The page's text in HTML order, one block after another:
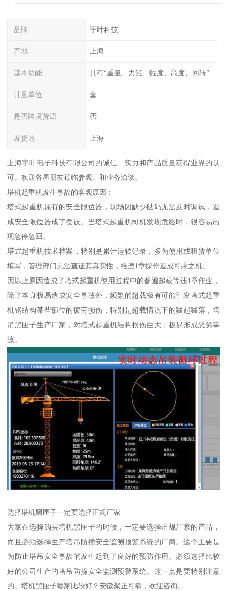
品牌 宇叶科技
产地 上海
基本功能 具有“重量、力矩、幅度、高度、回转”等参数的显示、记录、报警功
计量单位 套
是否跨境货源 否
发货地 上海
上海宇叶电子科技有限公司的诚信、实力和产品质量获得业界的认
可。欢迎各界朋友莅临参观、和业务洽谈。
塔机起重机发生事故的客观原因：
塔式起重机原有的安全限位器，现场因缺少砝码无法及时调试，造
成安全限位器成了摆设。当塔式起重机司机发现危险时，很容易出
现急停急回。
塔式起重机技术档案，特别是累计运转记录，多为使用或租赁单位
填写，管理部门无法查证其真实性，给违1章操作造成可乘之机。
因以上原因造成了塔式起重机使用过程中的普遍超载等违1章作业，
除了本身极易造成安全事故外，频繁的超载极有可能引发塔式起重
机钢结构某些部位的疲劳损伤，特别是超载情况下的猛起猛落，塔
吊黑匣子生产厂家，对塔式起重机结构损伤巨大，极易形成恶劣事
故。
选择塔机黑匣子一定要选择正规厂家
大家在选择购买塔机黑匣子的时候，一定要选择正规厂家的产品，
而且必须选择生产塔吊防撞安全监测预警系统的厂商。这个主要是
为防止塔吊安全事故的发生起到了良好的预防作用。必须选择比较
好的公司生产的塔吊防撞安全监测预警系统。这一点是要特别注意
的。塔机黑匣子哪家比较好？安徽聚正可靠，欢迎咨询。